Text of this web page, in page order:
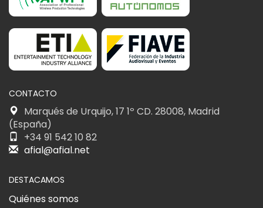
CONTACTO
Marqués de Urquijo, 17 1º CD. 28008, Madrid
(España)
+34 91 542 10 82
afial@afial.net
DESTACAMOS
Quiénes somos